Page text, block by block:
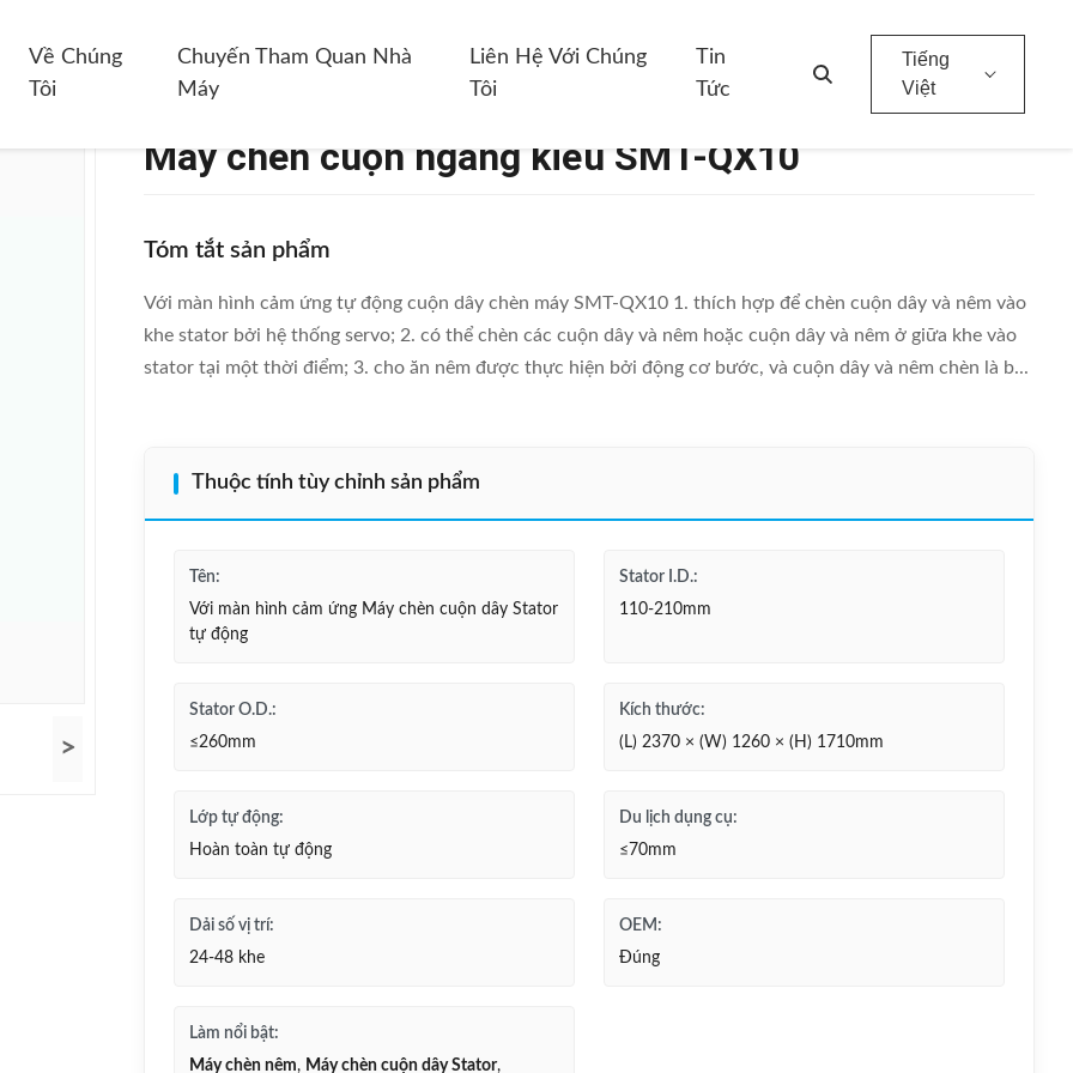
Về Chúng
Tôi
Chuyến Tham Quan Nhà
Máy
Liên Hệ Với Chúng
Tôi
Tin
Tức
Tiếng
Việt
>
Máy chèn cuộn ngang kiểu SMT-QX10
Tóm tắt sản phẩm
Với màn hình cảm ứng tự động cuộn dây chèn máy SMT-QX10 1. thích hợp để chèn cuộn dây và nêm vào
khe stator bởi hệ thống servo; 2. có thể chèn các cuộn dây và nêm hoặc cuộn dây và nêm ở giữa khe vào
stator tại một thời điểm; 3. cho ăn nêm được thực hiện bởi động cơ bước, và cuộn dây và nêm chèn là b...
Thuộc tính tùy chỉnh sản phẩm
Tên:
Với màn hình cảm ứng Máy chèn cuộn dây Stator
tự động
Stator I.D.:
110-210mm
Stator O.D.:
≤260mm
Kích thước:
(L) 2370 × (W) 1260 × (H) 1710mm
Lớp tự động:
Hoàn toàn tự động
Du lịch dụng cụ:
≤70mm
Dải số vị trí:
24-48 khe
OEM:
Đúng
Làm nổi bật:
Máy chèn nêm, Máy chèn cuộn dây Stator,